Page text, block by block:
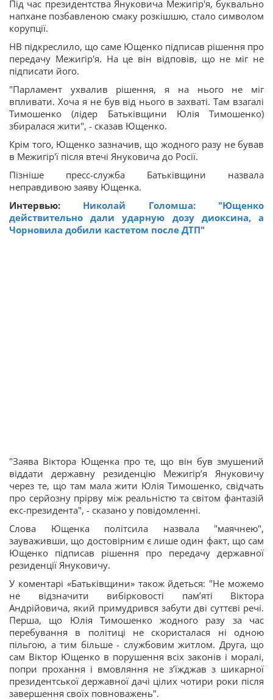
Під час президентства Януковича Межигір'я, буквально
напхане позбавленою смаку розкішшю, стало символом
корупції.
НВ підкреслило, що саме Ющенко підписав рішення про
передачу Межигір'я. На це він відповів, що не міг не
підписати його.
"Парламент ухвалив рішення, я на нього не міг
впливати. Хоча я не був від нього в захваті. Там взагалі
Тимошенко (лідер Батьківщини Юлія Тимошенко)
збиралася жити", - сказав Ющенко.
Крім того, Ющенко зазначив, що жодного разу не бував
в Межигір'ї після втечі Януковича до Росії.
Пізніше пресс-служба Батьківщини назвала
неправдивою заяву Ющенка.
Интервью: Николай Голомша: "Ющенко
действительно дали ударную дозу диоксина, а
Чорновила добили кастетом после ДТП"
"Заява Віктора Ющенка про те, що він був змушений
віддати державну резиденцію Межигір’я Януковичу
через те, що там мала жити Юлія Тимошенко, свідчать
про серйозну прірву між реальністю та світом фантазій
екс-президента", - сказано у повідомленні.
Слова Ющенка політсила назвала "маячнею",
зауваживши, що достовірним є лише один факт, що сам
Ющенко підписав рішення про передачу державної
резиденції Януковичу.
У коментарі «Батьківщини» також йдеться: "Не можемо
не відзначити вибірковості пам’яті Віктора
Андрійовича, який примудрився забути дві суттєві речі.
Перша, що Юлія Тимошенко жодного разу за час
перебування в політиці не скористалася ні одною
пільгою, а тим більше - службовим житлом. Друга, що
сам Віктор Ющенко в порушення всіх законів і моралі,
попри прохання і вмовляння не з’їжджав з шикарної
президентської державної дачі цілих чотири роки після
завершення своїх повноважень".